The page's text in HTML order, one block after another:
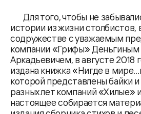
Для того, чтобы не
истории из жизни столбистов,
содружестве с уважаемым
компании «Грифы»
Аркадьевичем, в августе 2018
издана книжка «Нигде в
которой представлены байки
разных лет компаний «Хилые»
настоящее собирается